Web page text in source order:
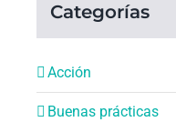
Categorías
Acción
Buenas prácticas